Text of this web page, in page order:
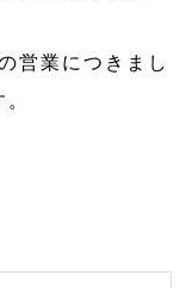
営業につきまし